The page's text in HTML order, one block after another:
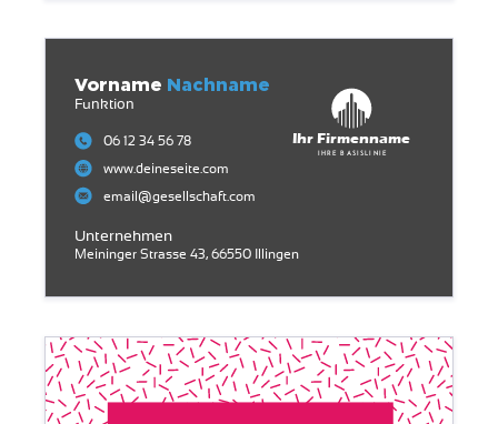
Meininger Strasse 43, 66550 Illingen
www.deineseite.com
email@gesellschaft.com
06 12 34 56 78
Unternehmen
Funktion
Vorname Nachname
Ihr Firmenname
Ihre Basislinie